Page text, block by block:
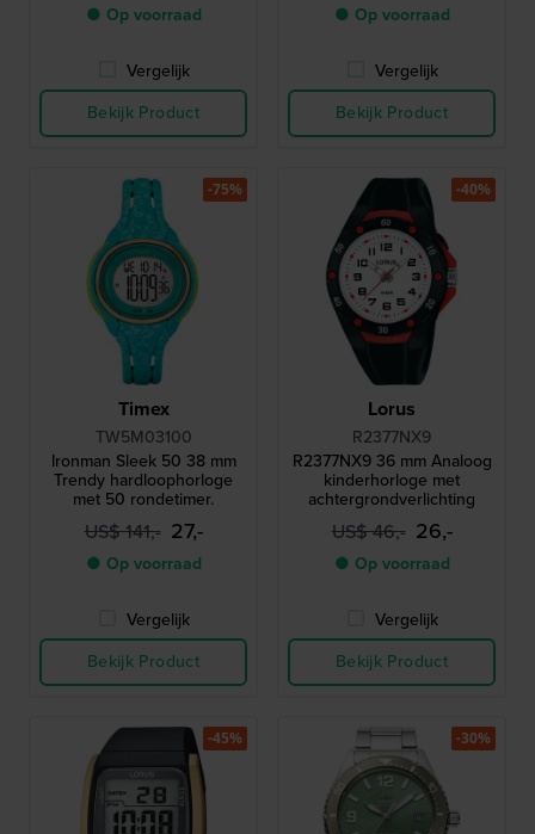
● Op voorraad
Vergelijk
Bekijk Product
● Op voorraad
Vergelijk
Bekijk Product
Timex
TW5M03100
Ironman Sleek 50 38 mm
Trendy hardloophorloge
met 50 rondetimer.
US$ 141,- 27,-
● Op voorraad
Vergelijk
Bekijk Product
-75%
Lorus
R2377NX9
R2377NX9 36 mm Analoog
kinderhorloge met
achtergrondverlichting
US$ 46,- 26,-
● Op voorraad
Vergelijk
Bekijk Product
-40%
-45% -30%